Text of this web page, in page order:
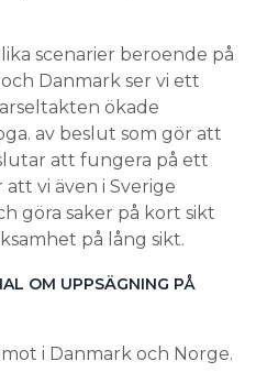
göra saker på kort sikt
på lång sikt.
OM UPPSÄGNING PÅ
i Danmark och Norge.
PÅVERKAS
I
fasen är övergående och
långsiktigt om